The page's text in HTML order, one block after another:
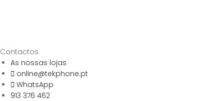
Contactos
As nossas lojas
online@tekphone.pt
WhatsApp
913 376 462